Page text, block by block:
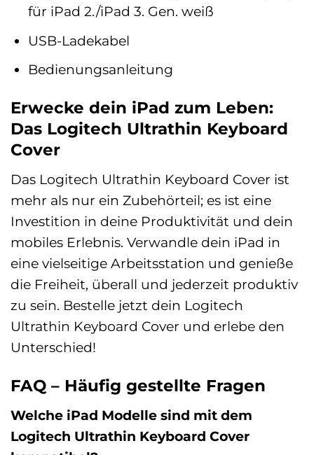
für iPad 2./iPad 3. Gen. weiß
USB-Ladekabel
Bedienungsanleitung
Erwecke dein iPad zum Leben:
Das Logitech Ultrathin Keyboard
Cover
Das Logitech Ultrathin Keyboard Cover ist
mehr als nur ein Zubehörteil; es ist eine
Investition in deine Produktivität und dein
mobiles Erlebnis. Verwandle dein iPad in
eine vielseitige Arbeitsstation und genieße
die Freiheit, überall und jederzeit produktiv
zu sein. Bestelle jetzt dein Logitech
Ultrathin Keyboard Cover und erlebe den
Unterschied!
FAQ – Häufig gestellte Fragen
Welche iPad Modelle sind mit dem
Logitech Ultrathin Keyboard Cover